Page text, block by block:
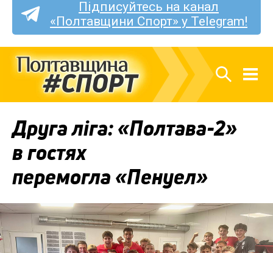
Підписуйтесь на канал
«Полтавщини Спорт» у Telegram!
Друга ліга: «Полтава-2»
в гостях
перемогла «Пенуел»